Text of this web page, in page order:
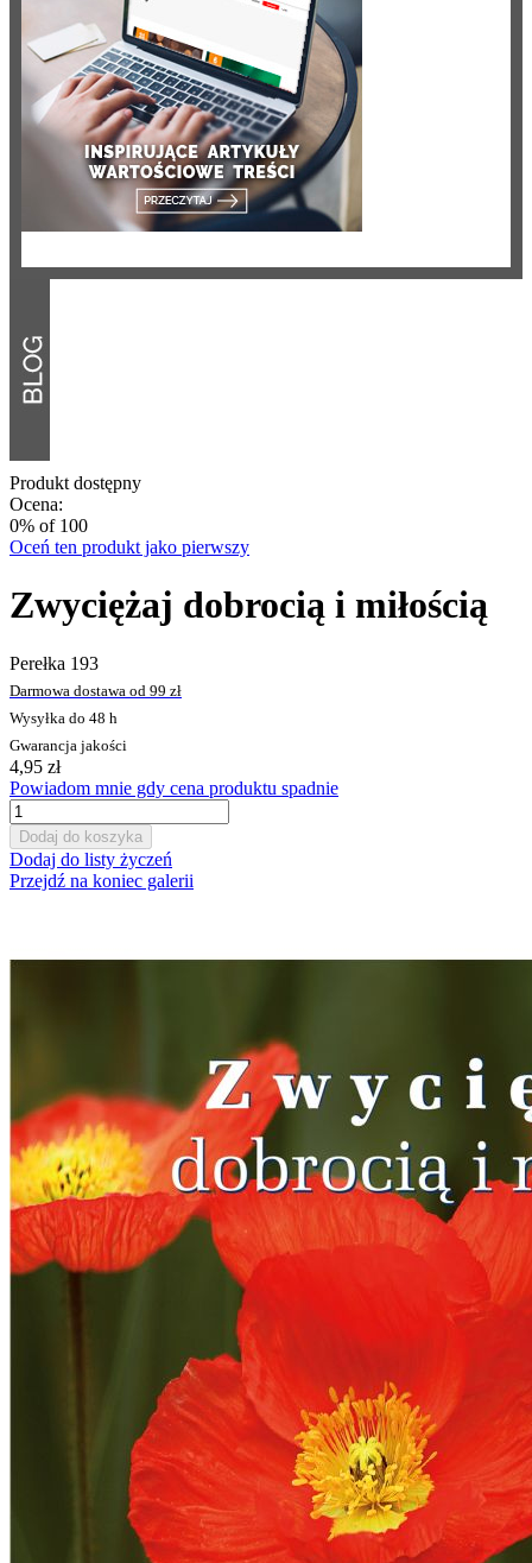
Produkt dostępny
Ocena:
0% of 100
Oceń ten produkt jako pierwszy
Zwyciężaj dobrocią i miłością
Perełka 193
Darmowa dostawa od 99 zł
Wysyłka do 48 h
Gwarancja jakości
4,95 zł
Powiadom mnie gdy cena produktu spadnie
Dodaj do koszyka
Dodaj do listy życzeń
Przejdź na koniec galerii